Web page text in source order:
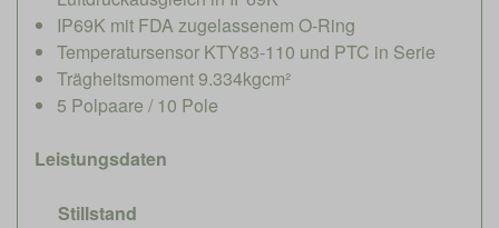
IP69K mit FDA zugelassenem O-Ring
Temperatursensor KTY83-110 und PTC in Serie
Trägheitsmoment 9.334kgcm²
5 Polpaare / 10 Pole
Leistungsdaten
Stillstand